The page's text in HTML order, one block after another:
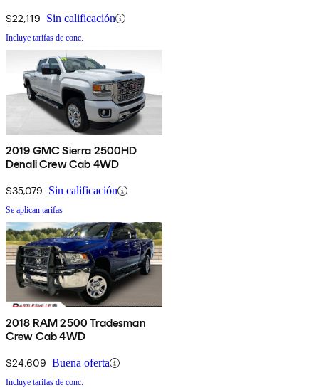
$22,119 Sin calificación
Incluye tarifas de conc.
2019 GMC Sierra 2500HD
Denali Crew Cab 4WD
$35,079 Sin calificación
Se aplican tarifas
2018 RAM 2500 Tradesman
Crew Cab 4WD
$24,609 Buena oferta
Incluye tarifas de conc.